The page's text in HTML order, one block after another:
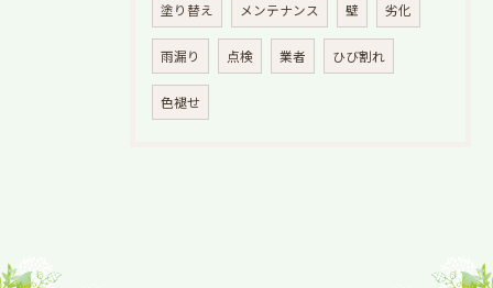
塗り替え メンテナンス 壁 劣化
雨漏り 点検 業者 ひび割れ
色褪せ